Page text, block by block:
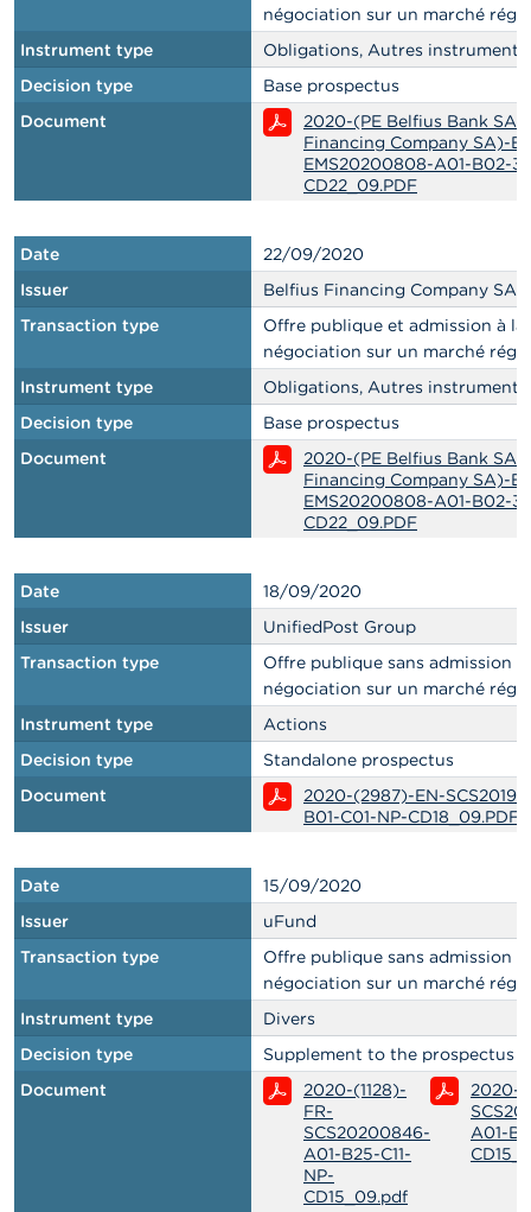
négociation sur un marché
Instrument type
Obligations, Autres
Decision type
Base prospectus
Document
2020-(PE Belfius Bank SA
Financing Company SA)-
EMS20200808-A01-B02-
CD22_09.PDF
Date
22/09/2020
Issuer
Belfius Financing Company SA
Transaction type
Offre publique et admission à la
négociation sur un marché
Instrument type
Obligations, Autres
Decision type
Base prospectus
Document
2020-(PE Belfius Bank SA
Financing Company SA)-
EMS20200808-A01-B02-
CD22_09.PDF
Date
18/09/2020
Issuer
UnifiedPost Group
Transaction type
Offre publique sans admission à
négociation sur un marché
Instrument type
Actions
Decision type
Standalone prospectus
Document
2020-(2987)-EN-
B01-C01-NP-CD18_09.PDF
Date
15/09/2020
Issuer
uFund
Transaction type
Offre publique sans admission à
négociation sur un marché
Instrument type
Divers
Decision type
Supplement to the prospectus
Document
2020-(1128)-
FR-
SCS20200846-
A01-B25-C11-
NP-
CD15_09.pdf
2020-
A01-